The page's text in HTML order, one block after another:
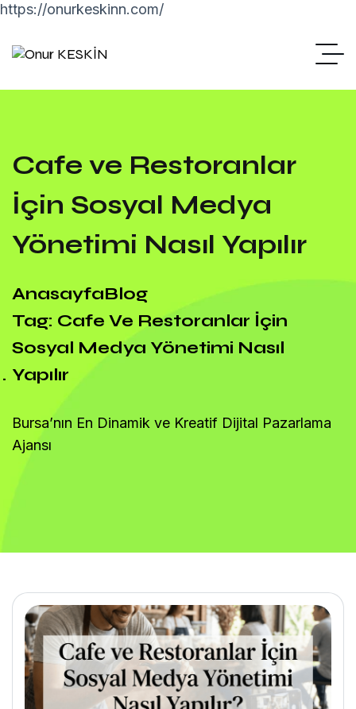
https://onurkeskinn.com/
Cafe ve Restoranlar
İçin Sosyal Medya
Yönetimi Nasıl Yapılır
AnasayfaBlog
Tag: Cafe Ve Restoranlar İçin
Sosyal Medya Yönetimi Nasıl
Yapılır
Bursa’nın En Dinamik ve Kreatif Dijital Pazarlama
Ajansı